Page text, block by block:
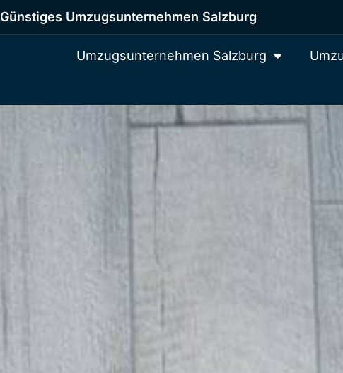
Günstiges Umzugsunternehmen Salzburg
Umzugsunternehmen Salzburg